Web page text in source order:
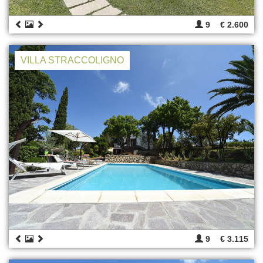
9 € 2.600
VILLA STRACCOLIGNO
9 € 3.115